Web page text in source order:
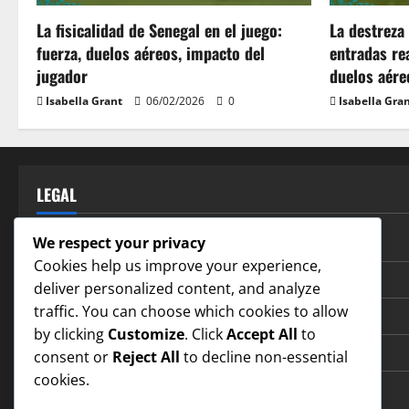
La fisicalidad de Senegal en el juego:
fuerza, duelos aéreos, impacto del
jugador
Isabella Grant 06/02/2026 0
La
entradas
duelos
Isabella
LEGAL
Acuerdo de usuario
Preferencias de cookies
Quiénes somos
Tu privacidad
Contacto
We respect your privacy
Cookies help us improve your experience,
deliver personalized content, and analyze
traffic. You can choose which cookies to allow
by clicking Customize. ClickAccept All to
consent or Reject All to decline non-essential
cookies.